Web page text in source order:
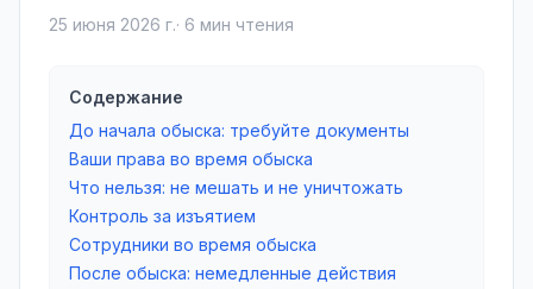
25 июня 2026 г.· 6 мин чтения
Содержание
До начала обыска: требуйте документы
Ваши права во время обыска
Что нельзя: не мешать и не уничтожать
Контроль за изъятием
Сотрудники во время обыска
После обыска: немедленные действия